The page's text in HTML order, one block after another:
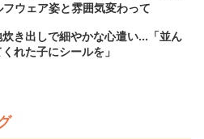
ウェア姿と雰囲気変わって
き出しで細やかな心遣い...「並ん
れた子にシールを」